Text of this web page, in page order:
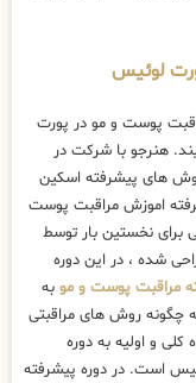
لوئیس
پوست و مو در پورت
هنرجو با شرکت در
های پیشرفته اسکین
اموزش مراقبت پوست
برای نخستین بار توسط
شده ، در این دوره
مراقبت پوست و مو به
چگونه روش های مراقبتی
و اولیه به دوره
است. در دوره پیشرفته